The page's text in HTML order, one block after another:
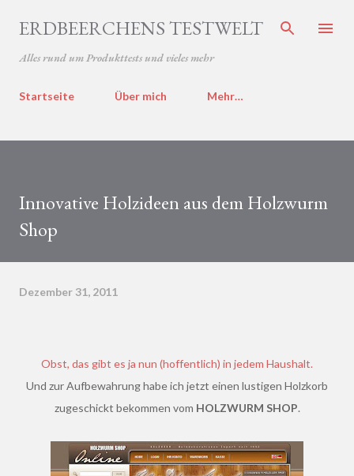
Direkt zum Hauptbereich
ERDBEERCHENS TESTWELT
Alles rund um Produkttests und vieles mehr
Startseite Über mich Mehr…
Innovative Holzideen aus dem Holzwurm
Shop
Dezember 31, 2011
Obst, das gibt es ja nun (hoffentlich) in jedem Haushalt.
Und zur Aufbewahrung habe ich jetzt einen lustigen Holzkorb
zugeschickt bekommen vom HOLZWURM SHOP.